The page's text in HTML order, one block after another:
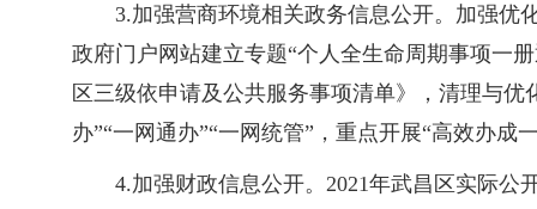
3.加强营商环境相关政务信息公开。加强优
政府门户网站建立专题“个人全生命周期事项一
区三级依申请及公共服务事项清单》，清理与
办”“一网通办”“一网统管”，重点开展“高效办
4.加强财政信息公开。2021年武昌区实际